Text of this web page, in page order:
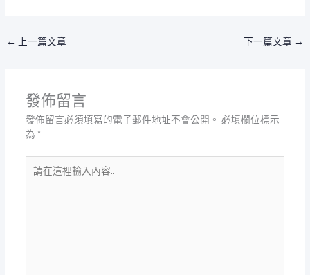
← 上一篇文章 下一篇文章 →
發佈留言
發佈留言必須填寫的電子郵件地址不會公開。 必填欄位標示
為 *
在